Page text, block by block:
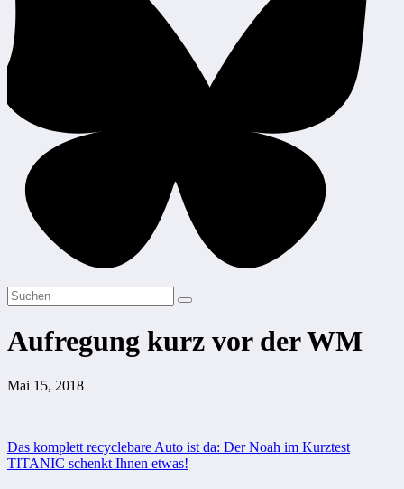
Aufregung kurz vor der WM
Mai 15, 2018
Beitragsnavigation
Das komplett recyclebare Auto ist da: Der Noah im Kurztest
TITANIC schenkt Ihnen etwas!